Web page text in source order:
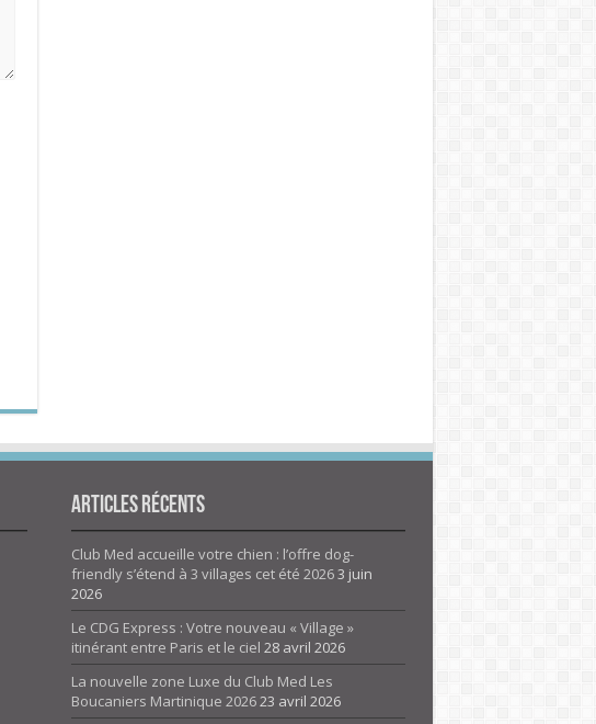
Articles Récents
Club Med accueille votre chien : l’offre dog-
friendly s’étend à 3 villages cet été 20263 juin
2026
Le CDG Express : Votre nouveau « Village »
itinérant entre Paris et le ciel 28 avril 2026
La nouvelle zone Luxe du Club Med Les
Boucaniers Martinique 202623 avril 2026